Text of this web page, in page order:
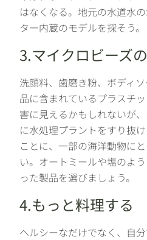
はなくなる。地元の水道水
ター内蔵のモデルを探そう。
3.マイクロビーズ
洗顔料、歯磨き粉、ボディ
品に含まれているプラスチ
害に見えるかもしれないが
に水処理プラントをすり抜
ことに、一部の海洋動物に
い。オートミールや塩のよ
った製品を選びましょう。
4.もっと料理する
ヘルシーなだけでなく、自